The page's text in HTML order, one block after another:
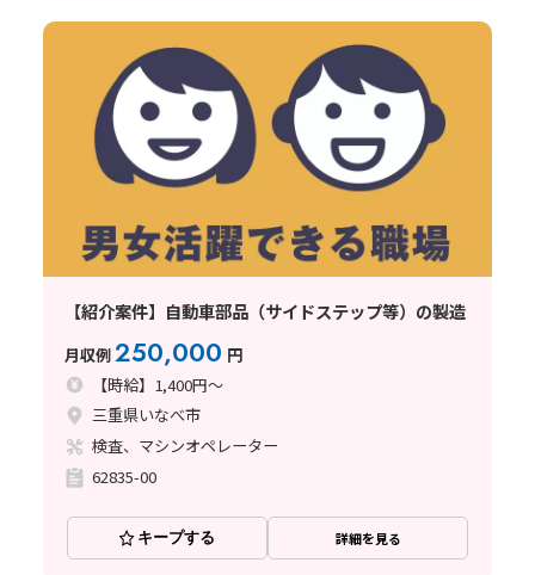
【紹介案件】自動車部品（サイドステップ等）の製造
月収例250,000 円
【時給】1,400円～
三重県いなべ市
検査、マシンオペレーター
62835-00
キープする 詳細を見る